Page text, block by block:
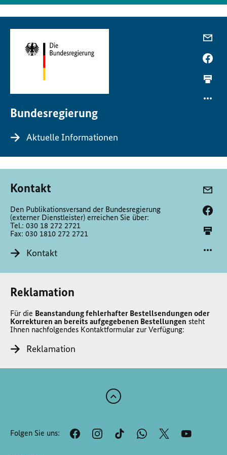
Bundesregierung
Aktuelle Informationen
Kontakt
Den Publikationsversand der Bundesregierung
(externer Dienstleister) erreichen Sie über:
Tel.: 030 18 272 2721
Fax: 030 1810 272 2721
Kontakt
Reklamation
Für die Beanstandung fehlerhafter Bestellsendungen oder
Korrekturen an bereits aufgegebenen Bestellungen steht
Ihnen nachfolgendes Kontaktformular zur Verfügung:
Reklamation
Zum
der
Seite
Folgen Sie uns: